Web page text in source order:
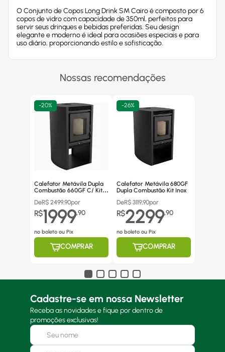
O Conjunto de Copos Long Drink SM Cairo é composto por 6
copos de vidro com capacidade de 350ml, perfeitos para
servir seus drinques e bebidas preferidas. Seu design
elegante e moderno é ideal para ocasiões especiais e para
uso diário, proporcionando estilo e sofisticação.
Nossas recomendações
-20%
Calefator Metávila Dupla
Combustão 660GF C/ Kit
DeR$ 2499,90por
R$1999,90
no boleto ou Pix
COMPRAR
-26%
Calefator Metávila 680GF
Dupla Combustão Kit Inox
DeR$ 3119,90por
R$2299,90
no boleto ou Pix
COMPRAR
Cadastre-se em nossa Newsletter
Receba as novidades e fique por dentro de
promoções exclusivas!